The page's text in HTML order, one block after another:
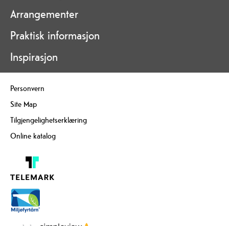
Arrangementer
Praktisk informasjon
Inspirasjon
Personvern
Site Map
Tilgjengelighetserklæring
Online katalog